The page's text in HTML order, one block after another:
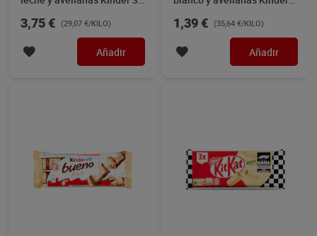
3,75 € (29,07 €/KILO)
Añadir
1,39 € (35,64 €/KILO)
Añadir